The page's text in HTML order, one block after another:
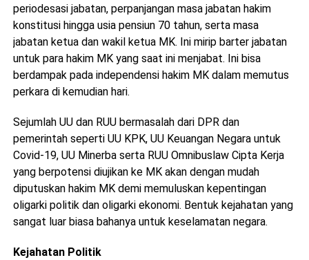
periodesasi jabatan, perpanjangan masa jabatan hakim
konstitusi hingga usia pensiun 70 tahun, serta masa
jabatan ketua dan wakil ketua MK. Ini mirip barter jabatan
untuk para hakim MK yang saat ini menjabat. Ini bisa
berdampak pada independensi hakim MK dalam memutus
perkara di kemudian hari.
Sejumlah UU dan RUU bermasalah dari DPR dan
pemerintah seperti UU KPK, UU Keuangan Negara untuk
Covid-19, UU Minerba serta RUU Omnibuslaw Cipta Kerja
yang berpotensi diujikan ke MK akan dengan mudah
diputuskan hakim MK demi memuluskan kepentingan
oligarki politik dan oligarki ekonomi. Bentuk kejahatan yang
sangat luar biasa bahanya untuk keselamatan negara.
Kejahatan Politik